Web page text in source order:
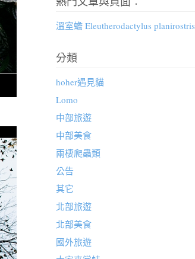
溫室蟾 Eleutherodactylus planirostris
分類
hoher遇見貓
Lomo
中部旅遊
中部美食
兩棲爬蟲類
公告
其它
北部旅遊
北部美食
國外旅遊